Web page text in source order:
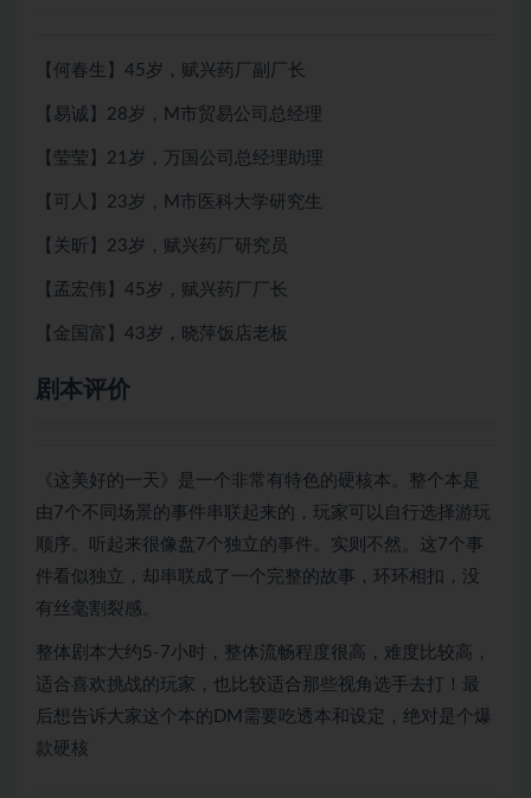
【何春生】45岁，赋兴药厂副厂长
【易诚】28岁，M市贸易公司总经理
【莹莹】21岁，万国公司总经理助理
【可人】23岁，M市医科大学研究生
【关昕】23岁，赋兴药厂研究员
【孟宏伟】45岁，赋兴药厂厂长
【金国富】43岁，晓萍饭店老板
剧本评价
《这美好的一天》是一个非常有特色的硬核本。整个本是
由7个不同场景的事件串联起来的，玩家可以自行选择游玩
顺序。听起来很像盘7个独立的事件。实则不然。这7个事
件看似独立，却串联成了一个完整的故事，环环相扣，没
有丝毫割裂感。
整体剧本大约5-7小时，整体流畅程度很高，难度比较高，
适合喜欢挑战的玩家，也比较适合那些视角选手去打！最
后想告诉大家这个本的DM需要吃透本和设定，绝对是个爆
款硬核